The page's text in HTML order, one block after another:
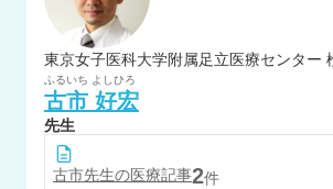
東京女子医科大学附属足立医療センター
ふるいち よしひろ
古市 好宏
先生
古市先生の医療記事2件